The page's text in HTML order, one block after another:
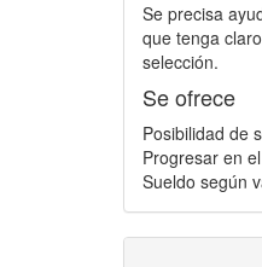
Se precisa
que tenga
selección.
Se ofrece
Posibilidad de
Progresar en
Sueldo según